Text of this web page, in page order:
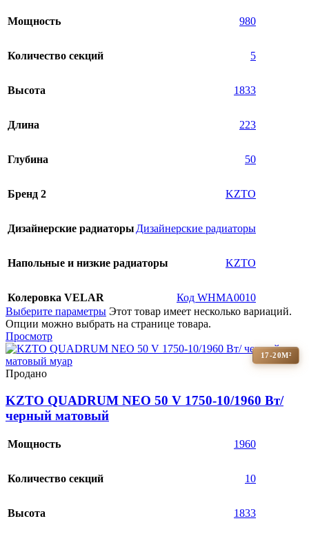
Мощность 980
Количество секций 5
Высота 1833
Длина 223
Глубина 50
Бренд 2 KZTO
Дизайнерские радиаторы Дизайнерские радиаторы
Напольные и низкие радиаторы KZTO
Колеровка VELAR
Код WHMA0010
Выберите параметры Этот товар имеет несколько вариаций.
Опции можно выбрать на странице товара.
Просмотр
17-20М²
Продано
KZTO QUADRUM NEO 50 V 1750-10/1960 Вт/
черный матовый
Мощность 1960
Количество секций 10
Высота 1833